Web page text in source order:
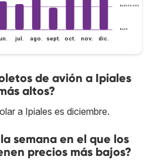
Bs.S0
Bs.S200.000
jul. ago. sept. oct. nov. dic.
de avión a Ipiales
altos?
a Ipiales es diciembre.
semana en el que los
precios más bajos?